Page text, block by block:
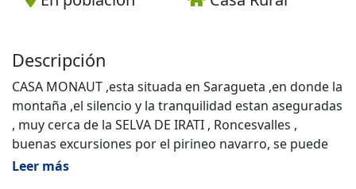
Descripción
CASA MONAUT ,esta situada en Saragueta ,en donde la
montaña ,el silencio y la tranquilidad estan aseguradas
, muy cerca de la SELVA DE IRATI , Roncesvalles ,
buenas excursiones por el pirineo navarro, se puede
estar agustico .
Leer más